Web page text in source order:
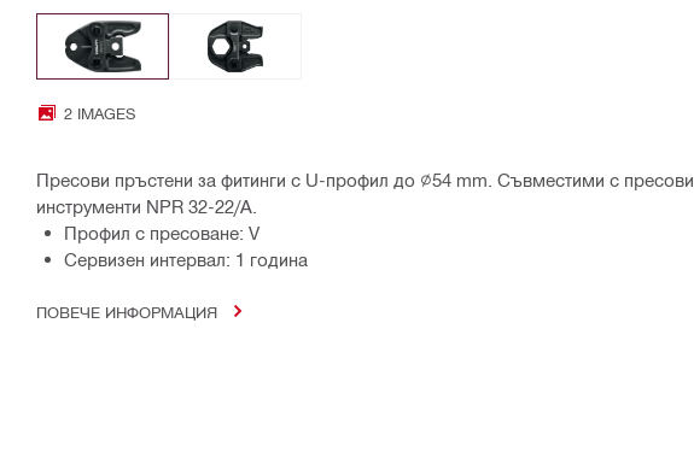
2 IMAGES
Пресови пръстени за фитинги с U-профил до ∅54 mm. Съвместими с пресови
инструменти NPR 32-22/A.
Профил с пресоване: V
Сервизен интервал: 1 година
ПОВЕЧЕ ИНФОРМАЦИЯ